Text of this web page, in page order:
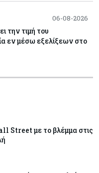
06-08-2026
την τιμή του
εν μέσω εξελίξεων στο
06-08-2026
Οργανισμός
– Διορίστηκε το δ.σ.,
και της
Street με το βλέμμα στις